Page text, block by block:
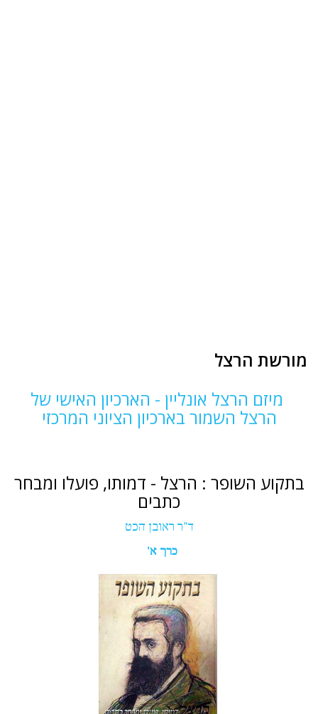
מורשת הרצל
מיזם הרצל אונליין - הארכיון האישי של
הרצל השמור בארכיון הציוני המרכזי
בתקוע השופר : הרצל - דמותו, פועלו ומבחר
כתבים
ד"ר ראובן הכט
כרך א'